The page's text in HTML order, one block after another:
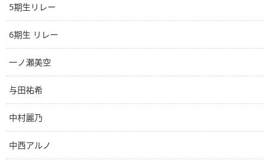
5期生リレー
6期生 リレー
一ノ瀬美空
与田祐希
中村麗乃
中西アルノ